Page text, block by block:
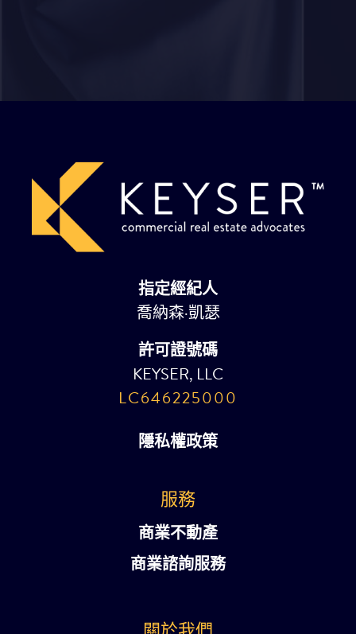
指定經紀人
喬納森·凱瑟
許可證號碼
KEYSER, LLC
LC646225000
隱私權政策
服務
商業不動產
商業諮詢服務